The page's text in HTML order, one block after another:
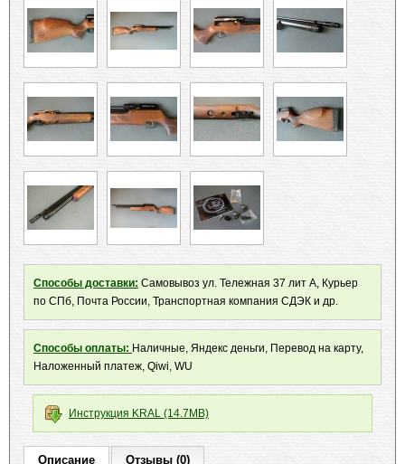
Способы доставки: Самовывоз ул. Тележная 37 лит А, Курьер
по СПб, Почта России, Транспортная компания СДЭК и др.
Способы оплаты: Наличные, Яндекс деньги, Перевод на карту,
Наложенный платеж, Qiwi, WU
Инструкция KRAL (14.7MB)
Описание Отзывы (0)